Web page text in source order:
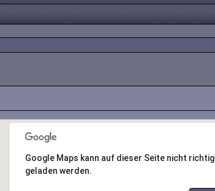
Google Maps kann auf dieser Seite nicht richtig
geladen werden.